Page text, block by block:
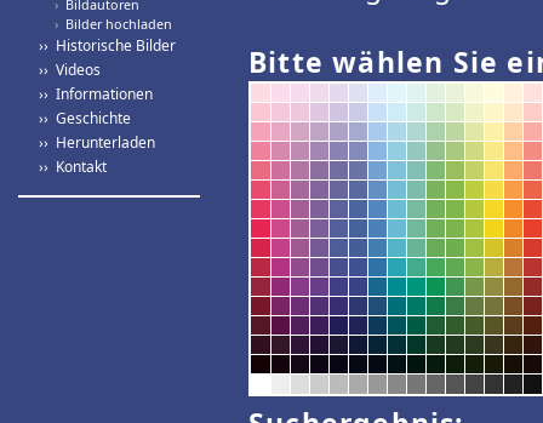
› Bildautoren
› Bilder hochladen
›› Historische Bilder
›› Videos
›› Informationen
›› Geschichte
›› Herunterladen
›› Kontakt
Bitte wählen Sie